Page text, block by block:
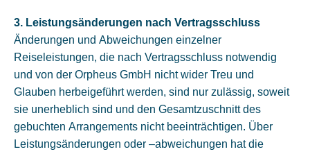
3. Leistungsänderungen nach Vertragsschluss
Änderungen und Abweichungen einzelner
Reiseleistungen, die nach Vertragsschluss notwendig
und von der Orpheus GmbH nicht wider Treu und
Glauben herbeigeführt werden, sind nur zulässig, soweit
sie unerheblich sind und den Gesamtzuschnitt des
gebuchten Arrangements nicht beeinträchtigen. Über
Leistungsänderungen oder –abweichungen hat die